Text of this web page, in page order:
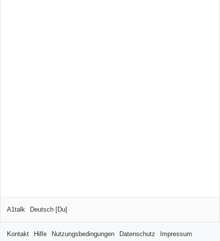
A1talk Deutsch [Du]
Kontakt Hilfe Nutzungsbedingungen Datenschutz Impressum